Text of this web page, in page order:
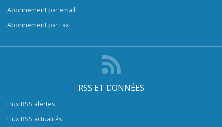
Abonnement par email
Abonnement par Fax
RSS ET DONNÉES
Flux RSS alertes
Flux RSS actualités